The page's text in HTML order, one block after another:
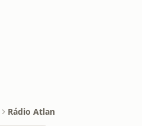
Rádio Atlan